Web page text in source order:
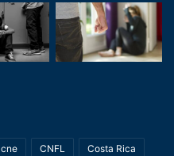
cne CNFL Costa Rica